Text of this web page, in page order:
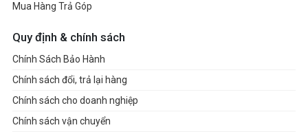
Mua Hàng Trả Góp
Quy định & chính sách
Chính Sách Bảo Hành
Chính sách đổi, trả lại hàng
Chính sách cho doanh nghiệp
Chính sách vận chuyển